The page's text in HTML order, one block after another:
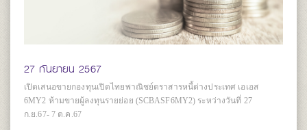
27 กันยายน 2567
เปิดเสนอขายกองทุนเปิดไทยพาณิชย์ตราสารหนี้ต่างประเทศ เอเอส
6MY2 ห้ามขายผู้ลงทุนรายย่อย (SCBASF6MY2) ระหว่างวันที่ 27
ก.ย.67- 7 ต.ค.67